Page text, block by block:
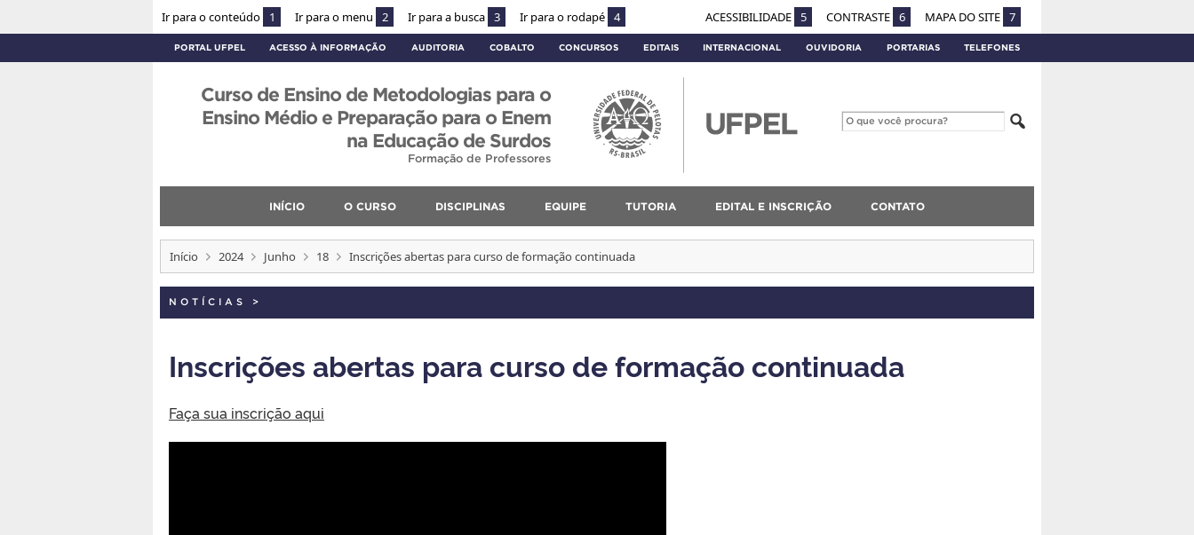
Ir para o conteúdo 1 Ir para o menu 2 Ir para a busca 3 Ir para o rodapé 4 ACESSIBILIDADE 5 CONTRASTE 6 MAPA DO SITE 7
PORTAL UFPEL ACESSO À INFORMAÇÃO AUDITORIA COBALTO CONCURSOS EDITAIS INTERNACIONAL OUVIDORIA PORTARIAS TELEFONES
Curso de Ensino de Metodologias para o
Ensino Médio e Preparação para o Enem
na Educação de Surdos
Formação de Professores
INÍCIO O CURSO DISCIPLINAS EQUIPE TUTORIA EDITAL E INSCRIÇÃO CONTATO
Início 2024 Junho 18 Inscrições abertas para curso de formação continuada
NOTÍCIAS >
Inscrições abertas para curso de formação continuada
Faça sua inscrição aqui